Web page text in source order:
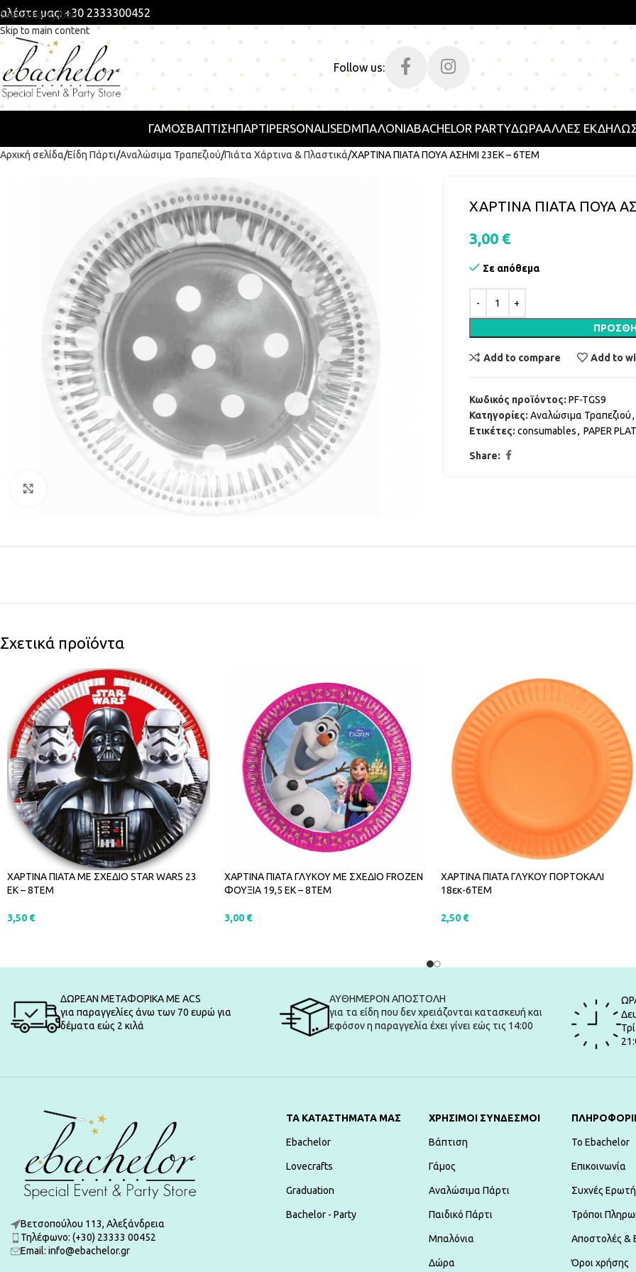
Skip to navigation
Skip to main content
μας: +30 2333300452
Follow us:
ΓΑΜΟΣΒΑΠΤΙΣΗΠΆΡΤΙPERSONALISEDΜΠΑΛΟΝΙΑBACHELOR PARTYΔΩΡΑΑΛΛΕΣ
Αρχική σελίδα Είδη Πάρτι Αναλώσιμα Τραπεζιού Πιάτα Χάρτινα & Πλαστικά ΧΑΡΤΙΝΑ ΠΙΑΤΑ ΠΟΥΑ ΑΣΗΜΙ 23ΕΚ – 6ΤΕΜ
ΧΑΡΤΙΝΑ ΠΙΑΤΑ ΠΟΥΑ
3,00 €
Σε απόθεμα
Add to compare Add to
Κωδικός προϊόντος: PF-TGS9
Κατηγορίες: Αναλώσιμα Τραπεζιού,
Ετικέτες: consumables, PAPER
Share:
Σχετικά προϊόντα
ΧΑΡΤΙΝΑ ΠΙΑΤΑ ΜΕ ΣΧΕΔΙΟ STAR WARS 23
ΕΚ – 8ΤΕΜ
3,50 €
ΧΑΡΤΙΝΑ ΠΙΑΤΑ ΓΛΥΚΟΥ ΜΕ ΣΧΕΔΙΟ FROZEN
ΦΟΥΞΙΑ 19,5 ΕΚ – 8ΤΕΜ
3,00 €
ΧΑΡΤΙΝΑ ΠΙΑΤΑ ΓΛΥΚΟΥ ΠΟΡΤΟΚΑΛΙ
18εκ-6ΤΕΜ
2,50 €
ΔΩΡΕΑΝ ΜΕΤΑΦΟΡΙΚΑ ΜΕ ACS
για παραγγελίες άνω των 70 ευρώ για
δέματα εώς 2 κιλά
ΑΥΘΗΜΕΡΟΝ ΑΠΟΣΤΟΛΗ
για τα είδη που δεν χρειάζονται κατασκευή και
εφόσον η παραγγελία έχει γίνει εώς τις 14:00
Βετσοπούλου 113, Αλεξάνδρεια
Τηλέφωνο: (+30) 23333 00452
Εmail: info@ebachelor.gr
ΤΑ ΚΑΤΑΣΤΗΜΑΤΑ ΜΑΣ
Ebachelor
Lovecrafts
Graduation
Bachelor - Party
ΧΡΗΣΙΜΟΙ ΣΥΝΔΕΣΜΟΙ
Βάπτιση
Γάμος
Αναλώσιμα Πάρτι
Παιδικό Πάρτι
Μπαλόνια
Δώρα
To Ebachelor
Επικοινωνία
Συχνές
Τρόποι
Αποστολές &
Όροι χρήσης